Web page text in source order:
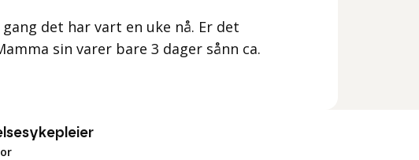
det har vart en uke nå. Er det
sin varer bare 3 dager sånn ca.